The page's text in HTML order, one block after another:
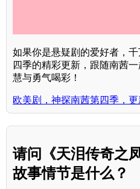
如果你是悬疑剧的爱好者，
四季的精彩更新，跟随南茜
慧与勇气喝彩！
欧美剧，神探南茜第四季，
请问《天泪传奇之
故事情节是什么？